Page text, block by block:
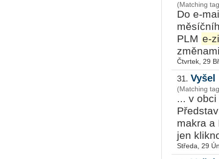
(Matching
Do e-
PLM e-
Čtvrtek, 29
31.
(Matching
... v
makra a
jen
Středa, 29